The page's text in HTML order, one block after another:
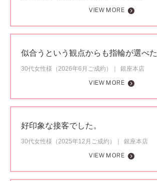
VIEW MORE
似合うという観点からも指輪が選べた
30代女性様（2026年6月ご成約）
銀座本店
VIEW MORE
好印象な接客でした。
30代女性様（2025年12月ご成約）
銀座本店
VIEW MORE